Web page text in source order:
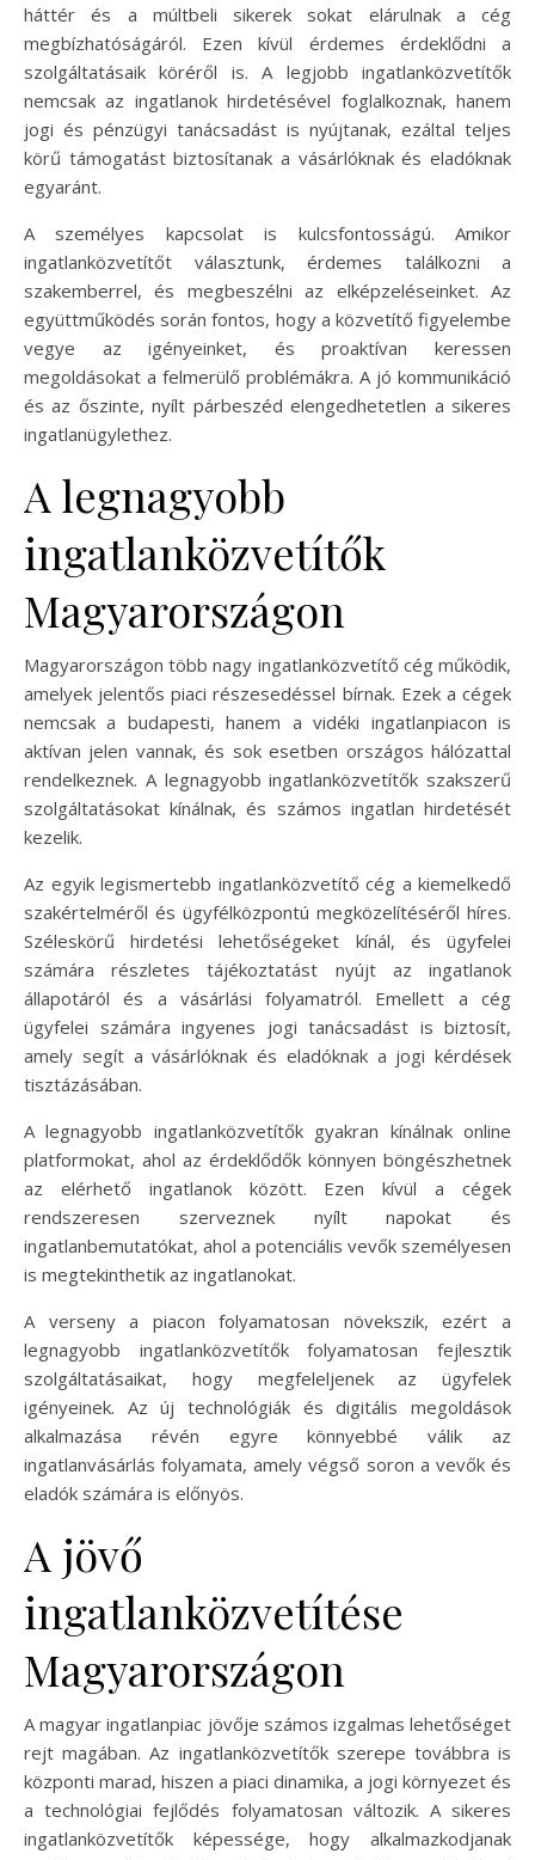
háttér és a múltbeli sikerek sokat elárulnak a cég
megbízhatóságáról. Ezen kívül érdemes érdeklődni a
szolgáltatásaik köréről is. A legjobb ingatlanközvetítők
nemcsak az ingatlanok hirdetésével foglalkoznak, hanem
jogi és pénzügyi tanácsadást is nyújtanak, ezáltal teljes
körű támogatást biztosítanak a vásárlóknak és eladóknak
egyaránt.
A személyes kapcsolat is kulcsfontosságú. Amikor
ingatlanközvetítőt választunk, érdemes találkozni a
szakemberrel, és megbeszélni az elképzeléseinket. Az
együttműködés során fontos, hogy a közvetítő figyelembe
vegye az igényeinket, és proaktívan keressen
megoldásokat a felmerülő problémákra. A jó kommunikáció
és az őszinte, nyílt párbeszéd elengedhetetlen a sikeres
ingatlanügylethez.
A legnagyobb
ingatlanközvetítők
Magyarországon
Magyarországon több nagy ingatlanközvetítő cég működik,
amelyek jelentős piaci részesedéssel bírnak. Ezek a cégek
nemcsak a budapesti, hanem a vidéki ingatlanpiacon is
aktívan jelen vannak, és sok esetben országos hálózattal
rendelkeznek. A legnagyobb ingatlanközvetítők szakszerű
szolgáltatásokat kínálnak, és számos ingatlan hirdetését
kezelik.
Az egyik legismertebb ingatlanközvetítő cég a kiemelkedő
szakértelméről és ügyfélközpontú megközelítéséről híres.
Széleskörű hirdetési lehetőségeket kínál, és ügyfelei
számára részletes tájékoztatást nyújt az ingatlanok
állapotáról és a vásárlási folyamatról. Emellett a cég
ügyfelei számára ingyenes jogi tanácsadást is biztosít,
amely segít a vásárlóknak és eladóknak a jogi kérdések
tisztázásában.
A legnagyobb ingatlanközvetítők gyakran kínálnak online
platformokat, ahol az érdeklődők könnyen böngészhetnek
az elérhető ingatlanok között. Ezen kívül a cégek
rendszeresen szerveznek nyílt napokat és
ingatlanbemutatókat, ahol a potenciális vevők személyesen
is megtekinthetik az ingatlanokat.
A verseny a piacon folyamatosan növekszik, ezért a
legnagyobb ingatlanközvetítők folyamatosan fejlesztik
szolgáltatásaikat, hogy megfeleljenek az ügyfelek
igényeinek. Az új technológiák és digitális megoldások
alkalmazása révén egyre könnyebbé válik az
ingatlanvásárlás folyamata, amely végső soron a vevők és
eladók számára is előnyös.
A jövő
ingatlanközvetítése
Magyarországon
A magyar ingatlanpiac jövője számos izgalmas lehetőséget
rejt magában. Az ingatlanközvetítők szerepe továbbra is
központi marad, hiszen a piaci dinamika, a jogi környezet és
a technológiai fejlődés folyamatosan változik. A sikeres
ingatlanközvetítők képessége, hogy alkalmazkodjanak